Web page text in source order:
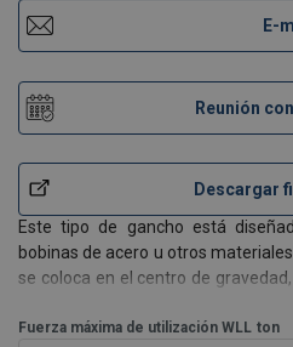
E-
Reunión
Descargar
Este tipo de gancho está
bobinas de acero u otros
se coloca en el centro de
correctamente, el gancho de la bo
Fuerza máxima de utilización WLL ton